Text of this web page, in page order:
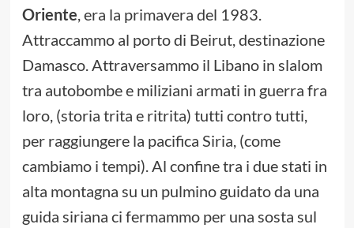
Oriente, era la primavera del 1983.
Attraccammo al porto di Beirut, destinazione
Damasco. Attraversammo il Libano in slalom
tra autobombe e miliziani armati in guerra fra
loro, (storia trita e ritrita) tutti contro tutti,
per raggiungere la pacifica Siria, (come
cambiamo i tempi). Al confine tra i due stati in
alta montagna su un pulmino guidato da una
guida siriana ci fermammo per una sosta sul